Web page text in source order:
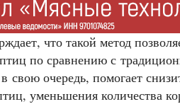
что такой метод
по сравнению с
свою очередь, помогает
уменьшения количества